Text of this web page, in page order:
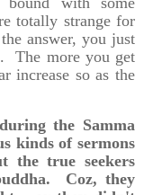
totally strange for
answer, you just
The more you get
increase so as the
the Samma
kinds of sermons
the true seekers
Coz, they